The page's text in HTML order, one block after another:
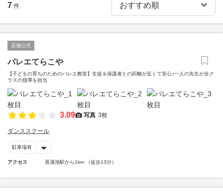
7 件
店舗公式
バレエてらこや
【子どもの育ちのためのバレエ教室】生徒＆保護者との距離が近くて安心♪一人の先生が全ク
ラスの指導を担当
3.09 写真 3枚
ダンススクール
駐車場有
アクセス 菖蒲池駅から1km （徒歩13分）